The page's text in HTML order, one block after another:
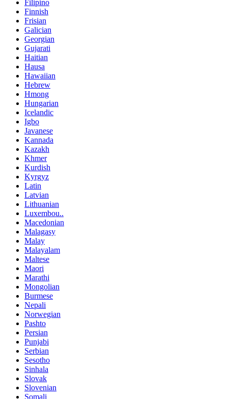
Filipino
Finnish
Frisian
Galician
Georgian
Gujarati
Haitian
Hausa
Hawaiian
Hebrew
Hmong
Hungarian
Icelandic
Igbo
Javanese
Kannada
Kazakh
Khmer
Kurdish
Kyrgyz
Latin
Latvian
Lithuanian
Luxembou..
Macedonian
Malagasy
Malay
Malayalam
Maltese
Maori
Marathi
Mongolian
Burmese
Nepali
Norwegian
Pashto
Persian
Punjabi
Serbian
Sesotho
Sinhala
Slovak
Slovenian
Somali